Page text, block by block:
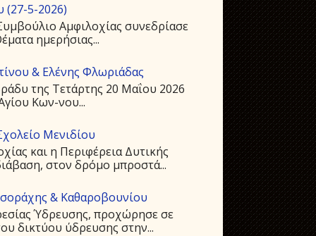
(27-5-2026)
Αμφιλοχίας συνεδρίασε
ημερήσιας...
& Ελένης Φλωριάδας
της Τετάρτης 20 Μαΐου 2026
Kων-νου...
Μενιδίου
και η Περιφέρεια Δυτικής
στον δρόμο μπροστά...
& Καθαροβουνίου
Ύδρευσης, προχώρησε σε
δικτύου ύδρευσης στην...